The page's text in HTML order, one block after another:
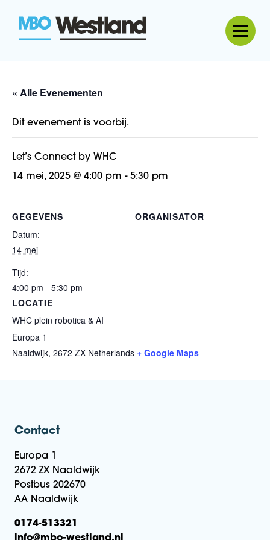
MBO Westland
« Alle Evenementen
Dit evenement is voorbij.
Let’s Connect by WHC
14 mei, 2025 @ 4:00 pm - 5:30 pm
GEGEVENS
Datum:
14 mei
Tijd:
4:00 pm - 5:30 pm
LOCATIE
WHC plein robotica & AI
Europa 1
Naaldwijk, 2672 ZX Netherlands + Google Maps
ORGANISATOR
Contact
Europa 1
2672 ZX Naaldwijk
Postbus 202670
AA Naaldwijk
0174-513321